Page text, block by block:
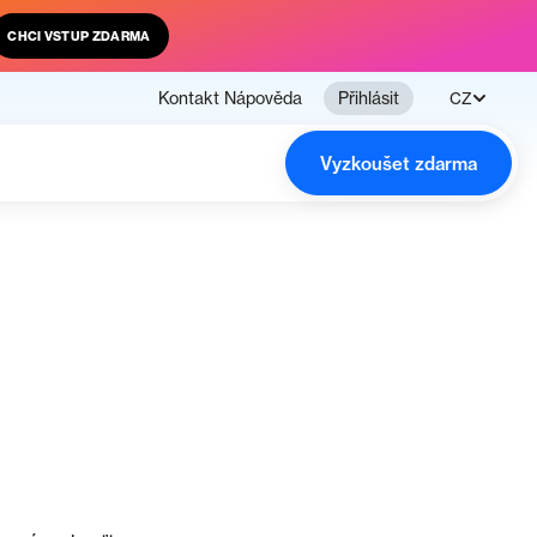
CHCI VSTUP ZDARMA
Kontakt Nápověda Přihlásit CZ
Vyzkoušet zdarma